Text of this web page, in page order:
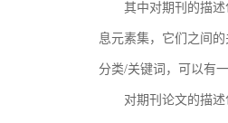
其中对期刊的描
息元素集，它们之间
分类/关键词，可以有
对期刊论文的描